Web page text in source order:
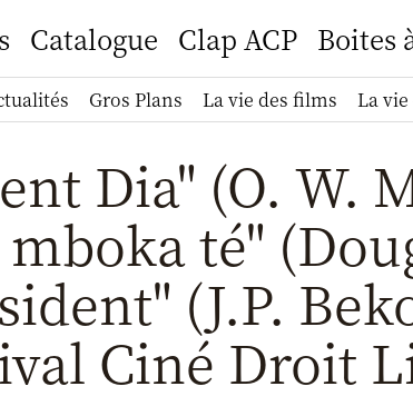
Gros Plans La vie des films La
Catalogue Clap ACP Boites
Dia" (O. W.
té"
(J.P.
Ciné Droit